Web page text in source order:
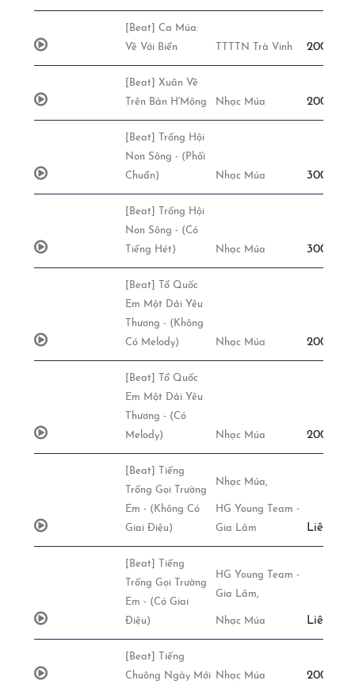
[Beat] Ca Múa:
Về Với Biển
TTTTN Trà Vinh
[Beat] Xuân Về
Trên Bản H'Mông
Nhạc Múa
[Beat] Trống Hội
Non Sông - (Phối
Chuẩn)
Nhạc Múa
[Beat] Trống Hội
Non Sông - (Có
Tiếng Hét)
Nhạc Múa
[Beat] Tổ Quốc
Em Một Dải Yêu
Thương - (Không
Có Melody)
Nhạc Múa
[Beat] Tổ Quốc
Em Một Dải Yêu
Thương - (Có
Melody)
Nhạc Múa
[Beat] Tiếng
Trống Gọi Trường
Em - (Không Có
Giai Điệu)
Nhạc Múa,
HG Young Team -
Gia Lâm
Liên Hệ
[Beat] Tiếng
Trống Gọi Trường
Em - (Có Giai
Điệu)
HG Young Team -
Gia Lâm,
Nhạc Múa Liên Hệ
[Beat] Tiếng
Chuông Ngày Mới
Nhạc Múa